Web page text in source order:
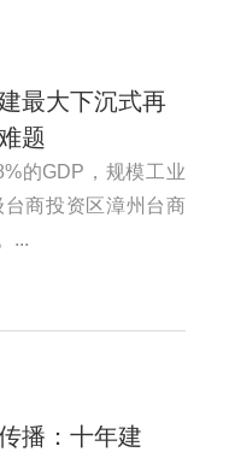
最大下沉式再
题
的GDP，规模工业
商投资区漳州台商
...
播：十年建